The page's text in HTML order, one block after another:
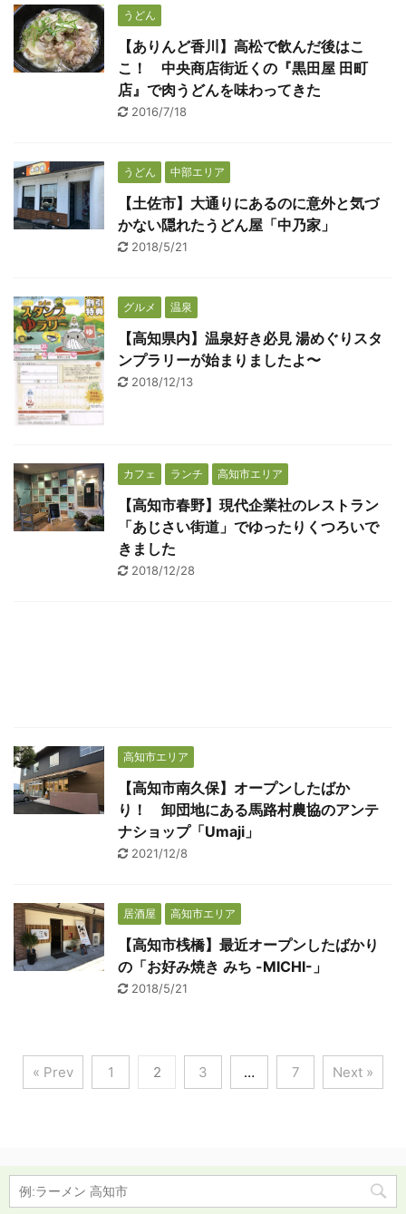
うどん
【ありんど香川】高松で飲んだ後はこ
こ！ 中央商店街近くの『黒田屋 田町
店』で肉うどんを味わってきた
2016/7/18
うどん 中部エリア
【土佐市】大通りにあるのに意外と気づ
かない隠れたうどん屋「中乃家」
2018/5/21
グルメ 温泉
【高知県内】温泉好き必見 湯めぐりスタ
ンプラリーが始まりましたよ〜
2018/12/13
カフェ ランチ 高知市エリア
【高知市春野】現代企業社のレストラン
「あじさい街道」でゆったりくつろいで
きました
2018/12/28
高知市エリア
【高知市南久保】オープンしたばか
り！ 卸団地にある馬路村農協のアンテ
ナショップ「Umaji」
2021/12/8
居酒屋 高知市エリア
【高知市桟橋】最近オープンしたばかり
の「お好み焼き みち -MICHI-」
2018/5/21
« Prev 1 2 3 … 7 Next »